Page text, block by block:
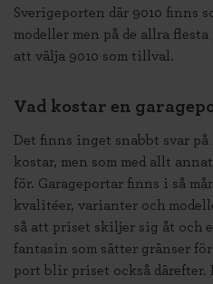
Sverigeporten där 9010 finns
modeller men på de allra
att välja 9010 som tillval.
Vad kostar en
Det finns inget snabbt svar
kostar, men som med allt
för. Garageportar finns i så
kvalitéer, varianter och
så att priset skiljer sig åt och
fantasin som sätter gränser
port blir priset också